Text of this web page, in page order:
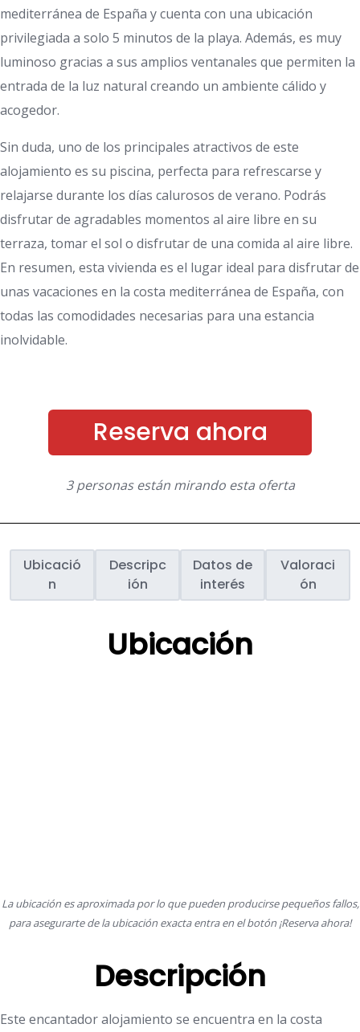
mediterránea de España y cuenta con una ubicación
privilegiada a solo 5 minutos de la playa. Además, es muy
luminoso gracias a sus amplios ventanales que permiten la
entrada de la luz natural creando un ambiente cálido y
acogedor.
Sin duda, uno de los principales atractivos de este
alojamiento es su piscina, perfecta para refrescarse y
relajarse durante los días calurosos de verano. Podrás
disfrutar de agradables momentos al aire libre en su
terraza, tomar el sol o disfrutar de una comida al aire libre.
En resumen, esta vivienda es el lugar ideal para disfrutar de
unas vacaciones en la costa mediterránea de España, con
todas las comodidades necesarias para una estancia
inolvidable.
Reserva ahora
3 personas están mirando esta oferta
Ubicació
n
Descripc
ión
Datos de
interés
Valoraci
ón
Ubicación
La ubicación es aproximada por lo que pueden producirse pequeños fallos,
para asegurarte de la ubicación exacta entra en el botón ¡Reserva ahora!
Descripción
Este encantador alojamiento se encuentra en la costa